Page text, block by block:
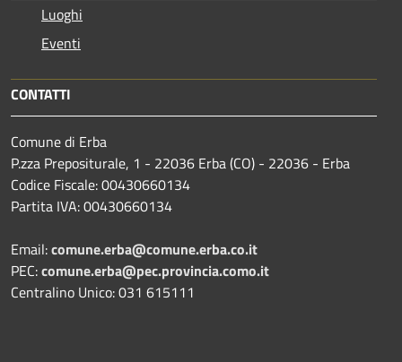
Luoghi
Eventi
CONTATTI
Comune di Erba
P.zza Prepositurale, 1 - 22036 Erba (CO) - 22036 - Erba
Codice Fiscale: 00430660134
Partita IVA: 00430660134
Email:comune.erba@comune.erba.co.it
PEC:comune.erba@pec.provincia.como.it
Centralino Unico: 031 615111